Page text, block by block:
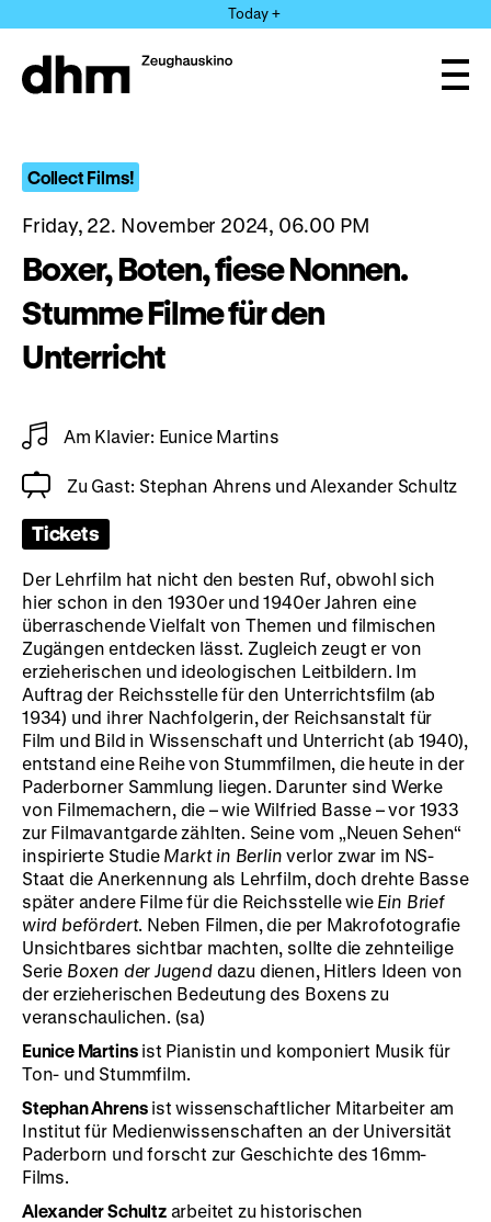
directly
the
Today +
Collect Films!
Friday, 22. November 2024, 06.00 PM
Boxer, Boten, fiese Nonnen.
Stumme Filme für den
Unterricht
Am Klavier: Eunice Martins
Zu Gast: Stephan Ahrens und Alexander Schultz
Tickets
Der Lehrfilm hat nicht den besten Ruf, obwohl sich
hier schon in den 1930er und 1940er Jahren eine
überraschende Vielfalt von Themen und filmischen
Zugängen entdecken lässt. Zugleich zeugt er von
erzieherischen und ideologischen Leitbildern. Im
Auftrag der Reichsstelle für den Unterrichtsfilm (ab
1934) und ihrer Nachfolgerin, der Reichsanstalt für
Film und Bild in Wissenschaft und Unterricht (ab 1940),
entstand eine Reihe von Stummfilmen, die heute in der
Paderborner Sammlung liegen. Darunter sind Werke
von Filmemachern, die – wie Wilfried Basse – vor 1933
zur Filmavantgarde zählten. Seine vom „Neuen Sehen“
inspirierte Studie Markt in Berlinverlor zwar im NS-
Staat die Anerkennung als Lehrfilm, doch drehte Basse
später andere Filme für die Reichsstelle wie Ein Brief
wird befördert. Neben Filmen, die per Makrofotografie
Unsichtbares sichtbar machten, sollte die zehnteilige
Serie Boxen der Jugenddazu dienen, Hitlers Ideen von
der erzieherischen Bedeutung des Boxens zu
veranschaulichen. (sa)
Eunice Martinsist Pianistin und komponiert Musik für
Ton- und Stummfilm.
Stephan Ahrensist wissenschaftlicher Mitarbeiter am
Institut für Medienwissenschaften an der Universität
Paderborn und forscht zur Geschichte des 16mm-
Films.
Alexander Schultzarbeitet zu historischen